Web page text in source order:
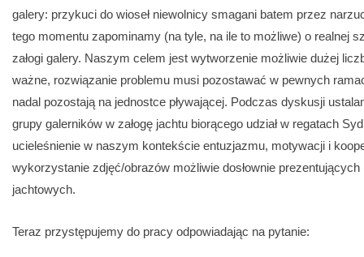
galery: przykuci do wioseł niewolnicy smagani batem przez
tego momentu zapominamy (na tyle, na ile to możliwe) o realnej
załogi galery. Naszym celem jest wytworzenie możliwie dużej
ważne, rozwiązanie problemu musi pozostawać w pewnych
nadal pozostają na jednostce pływającej. Podczas dyskusji
grupy galerników w załogę jachtu biorącego udział w regatach
ucieleśnienie w naszym kontekście entuzjazmu, motywacji i
wykorzystanie zdjęć/obrazów możliwie dosłownie
jachtowych.
Teraz przystępujemy do pracy odpowiadając na pytanie: